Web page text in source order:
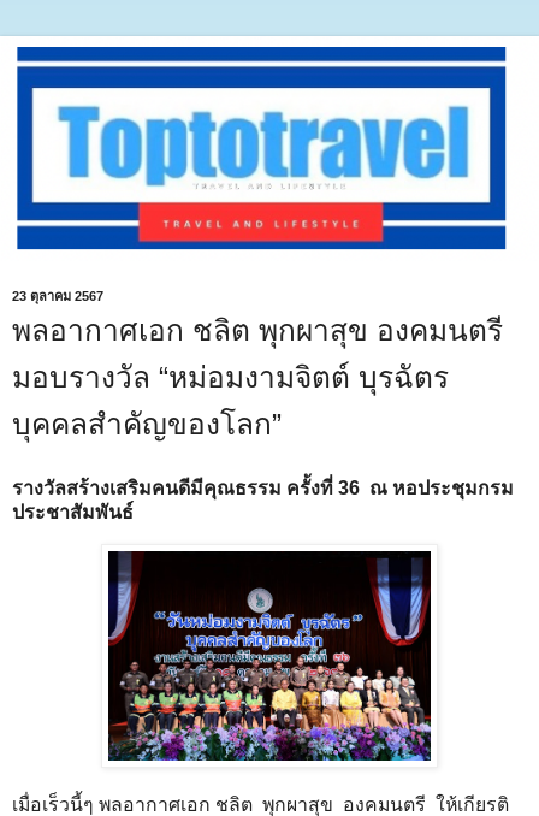
23 ตุลาคม 2567
พลอากาศเอก ชลิต พุกผาสุข องคมนตรี
มอบรางวัล “หม่อมงามจิตต์ บุรฉัตร
บุคคลสำคัญของโลก”
รางวัลสร้างเสริมคนดีมีคุณธรรม ครั้งที่ 36 ณ หอประชุมกรม
ประชาสัมพันธ์
เมื่อเร็วนี้ๆ พลอากาศเอก ชลิต พุกผาสุข องคมนตรี ให้เกียรติ